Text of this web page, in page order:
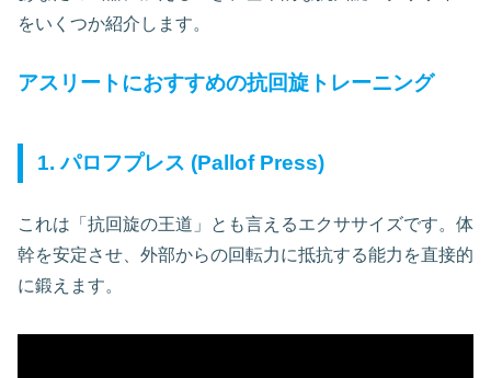
をいくつか紹介します。
アスリートにおすすめの抗回旋トレーニング
1. パロフプレス (Pallof Press)
これは「抗回旋の王道」とも言えるエクササイズです。体
幹を安定させ、外部からの回転力に抵抗する能力を直接的
に鍛えます。